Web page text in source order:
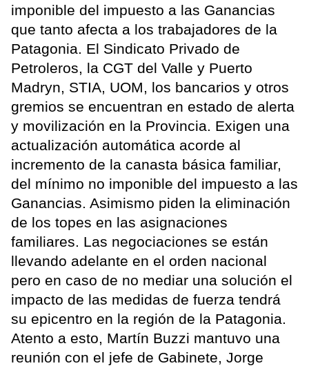
imponible del impuesto a las Ganancias
que tanto afecta a los trabajadores de la
Patagonia. El Sindicato Privado de
Petroleros, la CGT del Valle y Puerto
Madryn, STIA, UOM, los bancarios y otros
gremios se encuentran en estado de alerta
y movilización en la Provincia. Exigen una
actualización automática acorde al
incremento de la canasta básica familiar,
del mínimo no imponible del impuesto a las
Ganancias. Asimismo piden la eliminación
de los topes en las asignaciones
familiares. Las negociaciones se están
llevando adelante en el orden nacional
pero en caso de no mediar una solución el
impacto de las medidas de fuerza tendrá
su epicentro en la región de la Patagonia.
Atento a esto, Martín Buzzi mantuvo una
reunión con el jefe de Gabinete, Jorge